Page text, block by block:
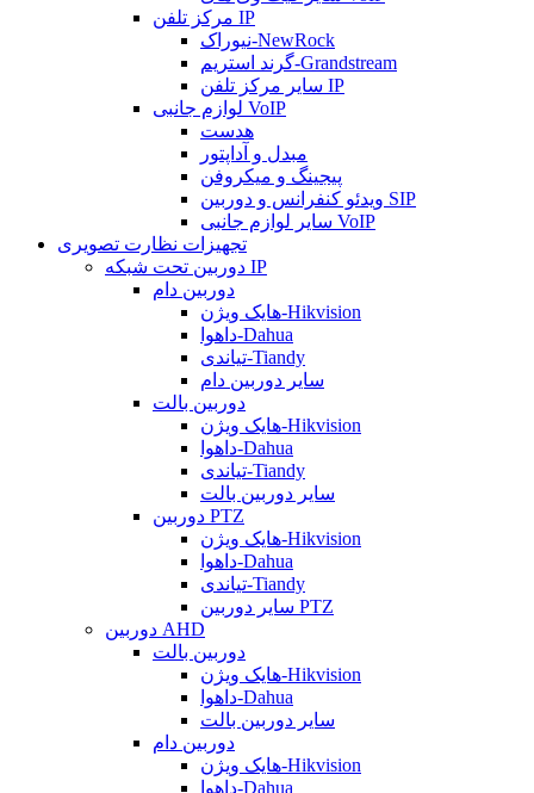
مرکز تلفن IP
نیوراک-NewRock
گرند استریم-Grandstream
سایر مرکز تلفن IP
لوازم جانبی VoIP
هدست
مبدل و آداپتور
پیجینگ و میکروفن
ویدئو کنفرانس و دوربین SIP
سایر لوازم جانبی VoIP
تجهیزات نظارت تصویری
دوربین تحت شبکه IP
دوربین دام
هایک ویژن-Hikvision
داهوا-Dahua
تیاندی-Tiandy
سایر دوربین دام
دوربین بالت
هایک ویژن-Hikvision
داهوا-Dahua
تیاندی-Tiandy
سایر دوربین بالت
دوربین PTZ
هایک ویژن-Hikvision
داهوا-Dahua
تیاندی-Tiandy
سایر دوربین PTZ
دوربین AHD
دوربین بالت
هایک ویژن-Hikvision
داهوا-Dahua
سایر دوربین بالت
دوربین دام
هایک ویژن-Hikvision
داهوا-Dahua